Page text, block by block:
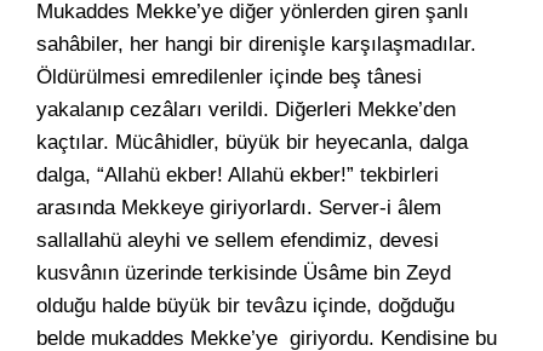
Mukaddes Mekke’ye diğer yönlerden giren şanlı
sahâbiler, her hangi bir direnişle karşılaşmadılar.
Öldürülmesi emredilenler içinde beş tânesi
yakalanıp cezâları verildi. Diğerleri Mekke’den
kaçtılar. Mücâhidler, büyük bir heyecanla, dalga
dalga, “Allahü ekber! Allahü ekber!” tekbirleri
arasında Mekkeye giriyorlardı. Server-i âlem
sallallahü aleyhi ve sellem efendimiz, devesi
kusvânın üzerinde terkisinde Üsâme bin Zeyd
olduğu halde büyük bir tevâzu içinde, doğduğu
belde mukaddes Mekke’ye giriyordu. Kendisine bu